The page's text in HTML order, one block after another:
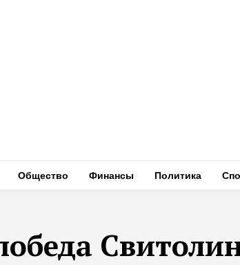
Общество Финансы Политика